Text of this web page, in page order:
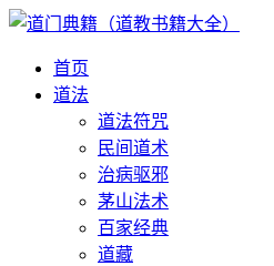
首页
道法
道法符咒
民间道术
治病驱邪
茅山法术
百家经典
道藏